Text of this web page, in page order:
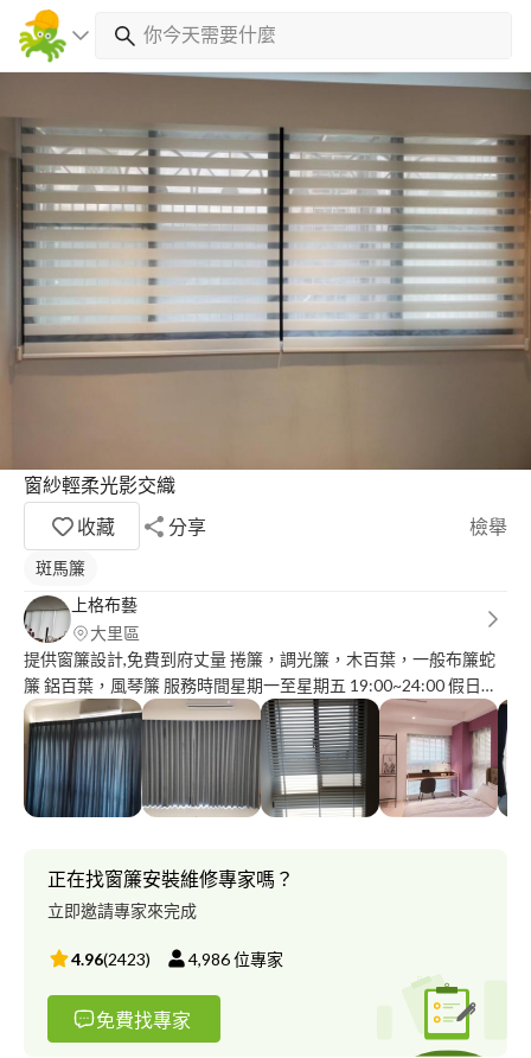
窗紗輕柔光影交織
收藏
分享 檢舉
斑馬簾
上格布藝
大里區
提供窗簾設計,免費到府丈量 捲簾，調光簾，木百葉，一般布簾蛇
簾 鋁百葉，風琴簾 服務時間星期一至星期五 19:00~24:00 假日全
天候服務
正在找窗簾安裝維修專家嗎？
立即邀請專家來完成
4.96(2423) 4,986位專家
免費找專家